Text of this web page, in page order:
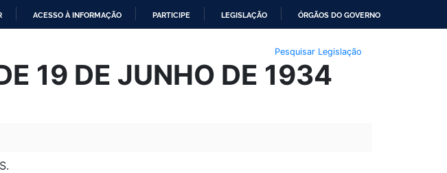
ACESSO À INFORMAÇÃO PARTICIPE LEGISLAÇÃO ÓRGÃOS DO GOVERNO
Pesquisar Legislação
19 DE JUNHO DE 1934